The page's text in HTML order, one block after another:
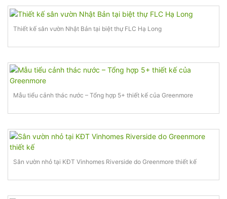
Thiết kế sân vườn Nhật Bản tại biệt thự FLC Hạ Long
Mẫu tiểu cảnh thác nước – Tổng hợp 5+ thiết kế của Greenmore
Sân vườn nhỏ tại KĐT Vinhomes Riverside do Greenmore thiết kế